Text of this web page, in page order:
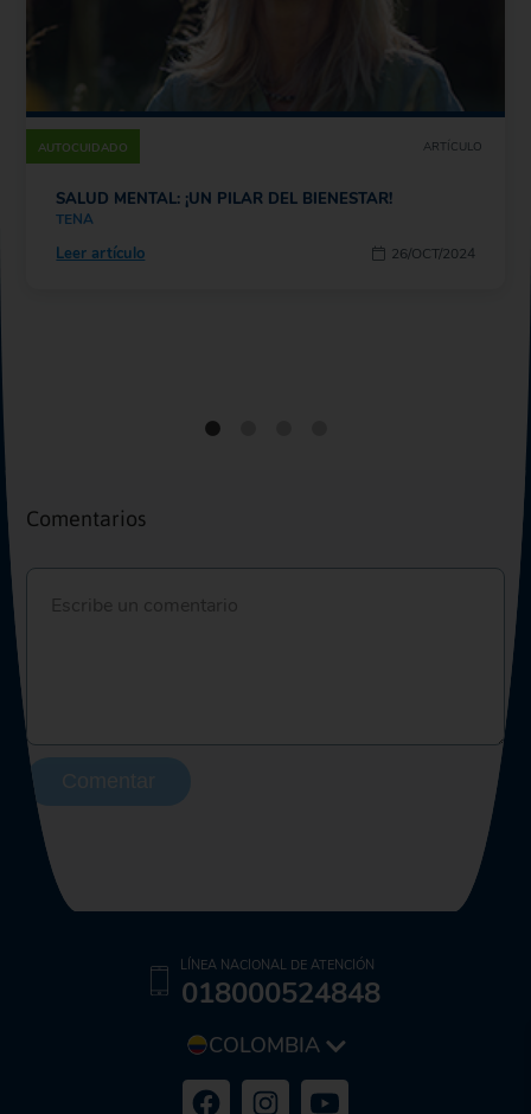
AUTOCUIDADO ARTÍCULO
SALUD MENTAL: ¡UN PILAR DEL BIENESTAR!
TENA
26/OCT/2024
Leer artículo
Comentarios
COLOMBIA
LÍNEA NACIONAL DE ATENCIÓN
018000524848